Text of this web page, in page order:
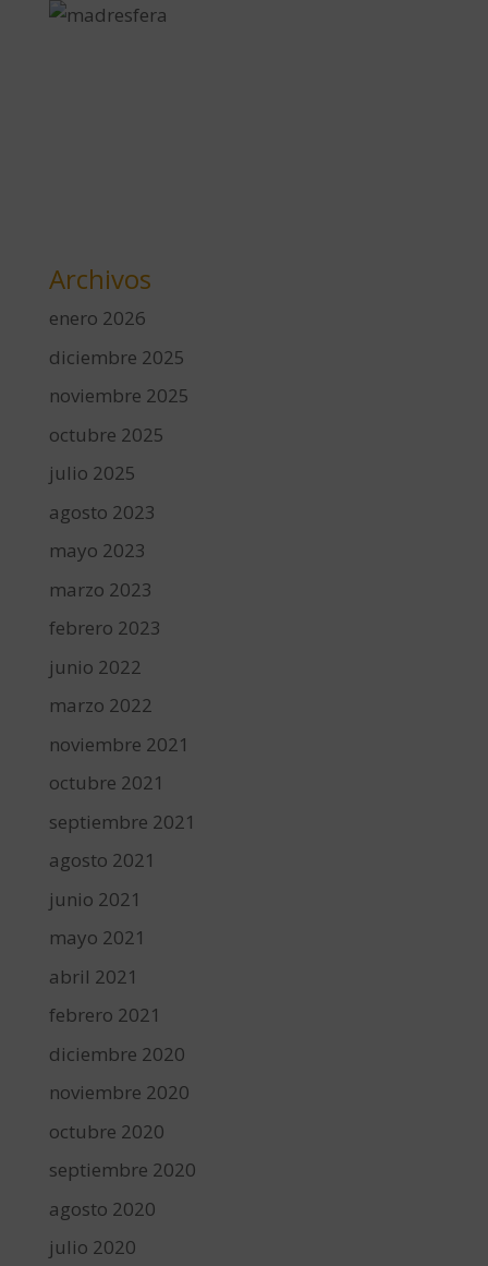
Archivos
enero 2026
diciembre 2025
noviembre 2025
octubre 2025
julio 2025
agosto 2023
mayo 2023
marzo 2023
febrero 2023
junio 2022
marzo 2022
noviembre 2021
octubre 2021
septiembre 2021
agosto 2021
junio 2021
mayo 2021
abril 2021
febrero 2021
diciembre 2020
noviembre 2020
octubre 2020
septiembre 2020
agosto 2020
julio 2020